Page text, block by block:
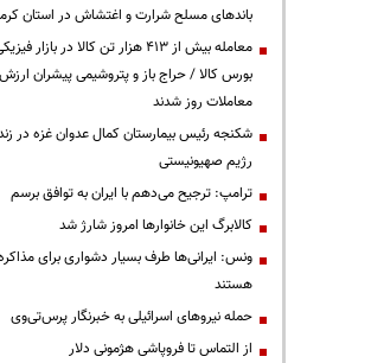
باندهای مسلح شرارت و اغتشاش در استان
معامله بیش از ۴۱۳ هزار تن کالا در بازار
بورس کالا / حراج باز و پتروشیمی پیشران ارزش
معاملات روز شدند
شکنجه رئیس بیمارستان کمال عدوان غزه در
رژیم صهیونیستی
ترامپ: ترجیح می‌دهم با ایران به توافق برسم
کالابرگ این خانوارها امروز شارژ شد
ونس: ایرانی‌ها طرف بسیار دشواری برای
هستند
حمله نیروهای اسرائیلی به خبرنگار پرس‌تی‌وی
از التماس تا فروپاشی هژمونی دلار